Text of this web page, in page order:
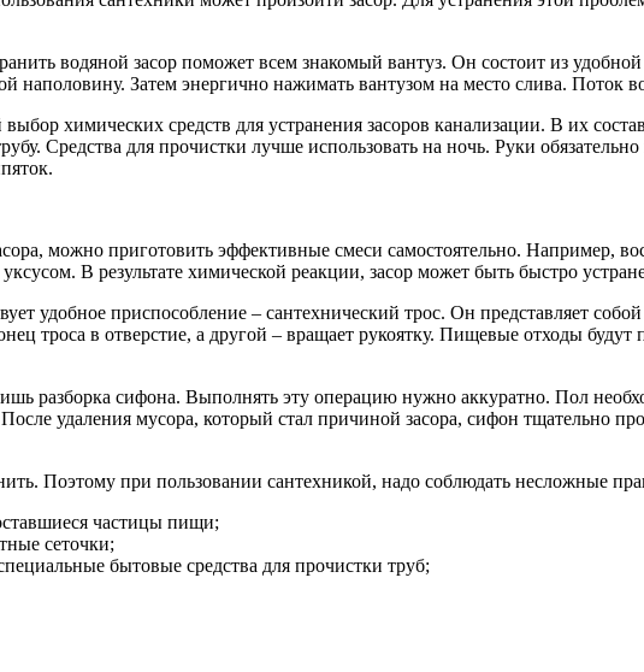
водяной засор поможет всем знакомый вантуз. Он состоит из
наполовину. Затем энергично нажимать вантузом на место слива. Поток
химических средств для устранения засоров канализации. В их
Средства для прочистки лучше использовать на ночь. Руки
можно приготовить эффективные смеси самостоятельно. Например,
В результате химической реакции, засор может быть быстро
удобное приспособление – сантехнический трос. Он представляет
троса в отверстие, а другой – вращает рукоятку. Пищевые отходы
разборка сифона. Выполнять эту операцию нужно аккуратно. Пол
удаления мусора, который стал причиной засора, сифон тщательно
Поэтому при пользовании сантехникой, надо соблюдать несложные
частицы пищи;
сеточки;
бытовые средства для прочистки труб;